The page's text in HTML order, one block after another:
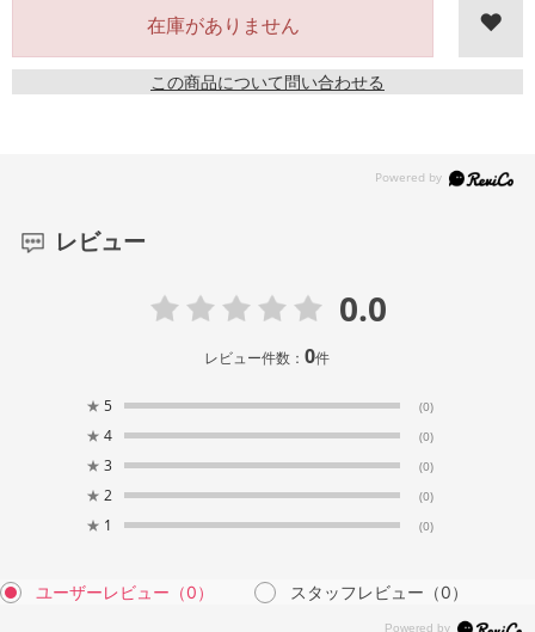
在庫がありません
この商品について問い合わせる
レビュー
0.0
レビュー件数：0件
★ 5 (0)
★ 4 (0)
★ 3 (0)
★ 2 (0)
★ 1 (0)
ユーザーレビュー （0） スタッフレビュー （0）